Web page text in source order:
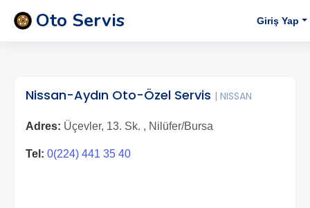
Oto Servis Giriş Yap
Nissan-Aydın Oto-Özel Servis | NISSAN
Adres: Üçevler, 13. Sk. , Nilüfer/Bursa
Tel: 0(224) 441 35 40